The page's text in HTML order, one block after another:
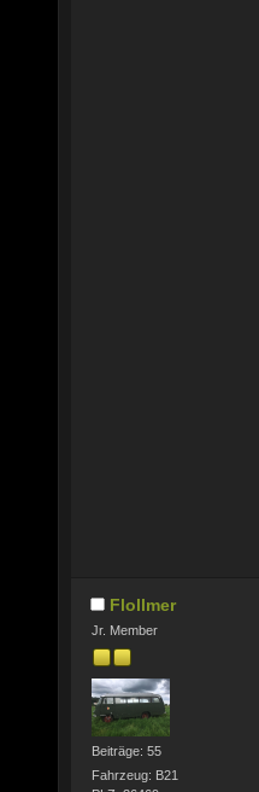
Flollmer
Jr. Member
Beiträge: 55
Fahrzeug: B21